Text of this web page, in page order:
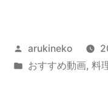
投
稿
arukineko
カ
おすすめ動画, 料